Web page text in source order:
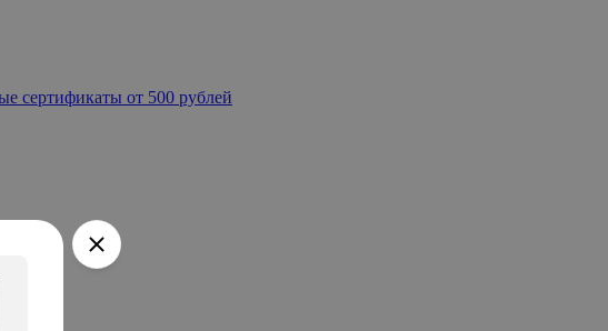
сертификаты от 500 рублей